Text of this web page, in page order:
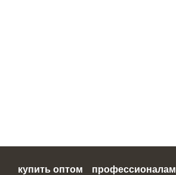
купить оптом профессионалам